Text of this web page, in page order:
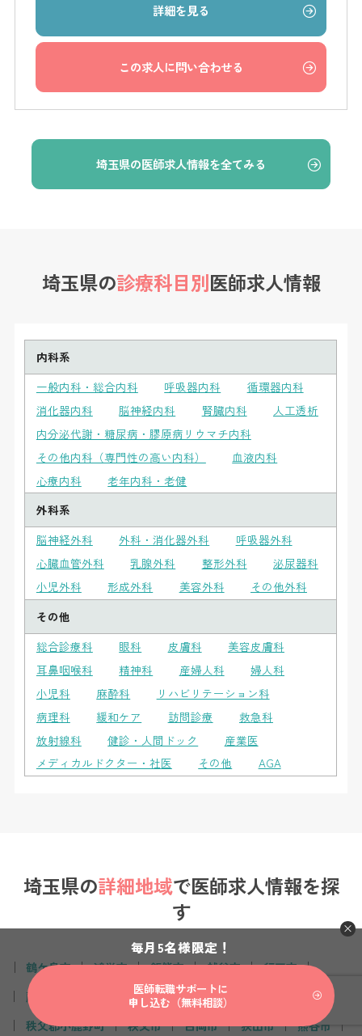
詳細を見る
この求人に問い合わせる
埼玉県の医師求人情報を全てみる
埼玉県の診療科目別医師求人情報
内科系
一般内科・総合内科
呼吸器内科
循環器内科
消化器内科
脳神経内科 腎臓内科
人工透析
内分泌代謝・糖尿病・膠原病リウマチ内科
その他内科（専門性の高い内科）
血液内科
心療内科
老年内科・老健
外科系
脳神経外科
外科・消化器外科
呼吸器外科
心臓血管外科
乳腺外科 整形外科
泌尿器科
小児外科
形成外科 美容外科
その他外科
その他
総合診療科
眼科 皮膚科
美容皮膚科
耳鼻咽喉科
精神科 産婦人科
婦人科
小児科
麻酔科
リハビリテーション科
病理科
緩和ケア 訪問診療
救急科
放射線科
健診・人間ドック
産業医
メディカルドクター・社医
その他 AGA
埼玉県の詳細地域で医師求人情報を探
す
鶴ケ島市 鴻巣市 飯能市 越谷市
行田市
蕨市
草加市 羽生市
秩父郡小鹿野町
秩父市 白岡市 狭山市 熊谷市
毎月5名様限定！
医師転職サポートに
申し込む（無料相談）